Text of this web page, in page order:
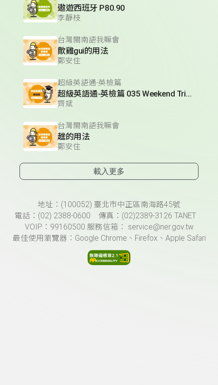
遨遊西班牙 P80.90
李靜枝
台灣閩南語我嘛會
歕雞gui的用法
鄭安住
超級英語通-英檢篇
超級英語通-英檢篇 035 Weekend Trip- 週末旅遊
齊斌
台灣閩南語我嘛會
趖的用法
鄭安住
載入更多
頁尾資訊地址：(100052) 臺北市中正區南海路45號
電話：(02) 2388-0600 傳真：(02)2389-3126 TANET
VOIP：99160500 服務信箱： service@ner.gov.tw
最佳使用瀏覽器：Google Chrome、Firefox、Apple Safari